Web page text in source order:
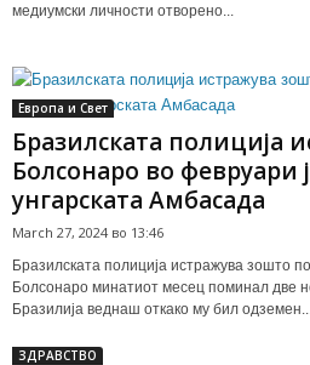
медиумски личности отворено...
Европа и Свет
Бразилската полиција
Болсонаро во февруари
унгарската Амбасада
March 27, 2024 во 13:46
Бразилската полиција истражува зошто
Болсонаро минатиот месец поминал две
Бразилија веднаш откако му бил одземен...
ЗДРАВСТВО